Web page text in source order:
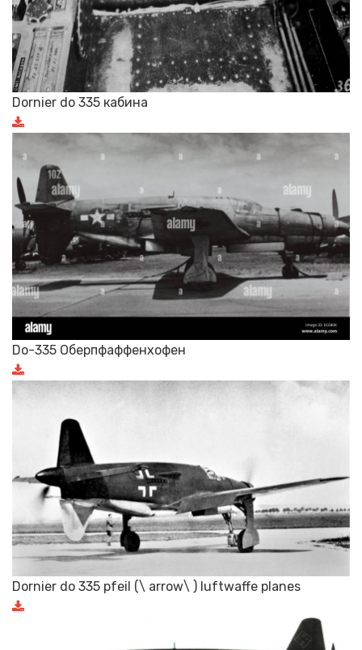
Dornier do 335 кабина
Do-335 Оберпфаффенхофен
Dornier do 335 pfeil (\ arrow\ ) luftwaffe planes